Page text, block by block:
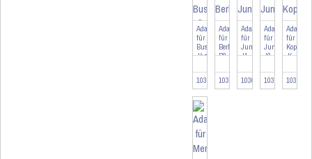
Adapter
für
Busch-
Jäger
103090
Adapter
für
Berker
B2
103263
Adapter
für
Jung
J1
103095
Adapter
für
Jung
J2
103478
Adapter
für
Kopp
K
103096